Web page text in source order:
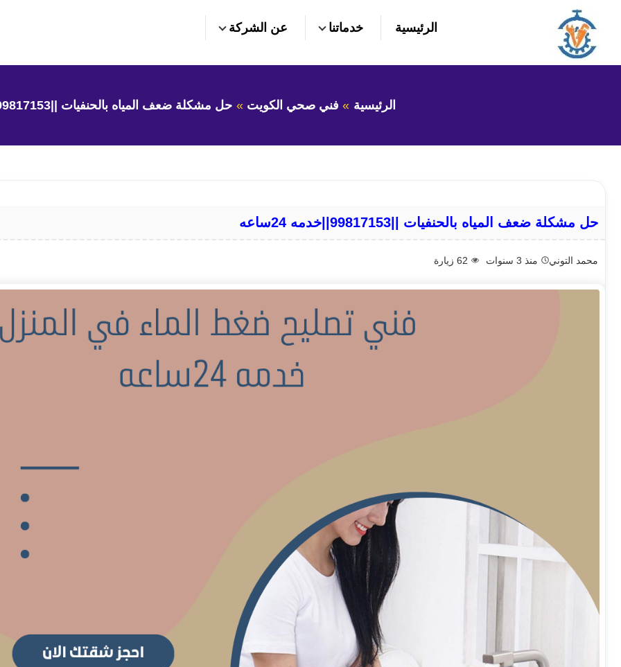
المحتوى
الرئيسية خدماتنا عن الشركة
الرئيسية فني صحي الكويت حل مشكلة ضعف المياه بالحنفيات ||99817153||خدمه 24ساعه
حل مشكلة ضعف المياه بالحنفيات ||99817153||خدمه 24ساعه
محمد التوني منذ 3 سنوات 62 زيارة